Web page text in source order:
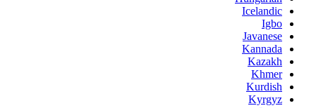
Icelandic
Igbo
Javanese
Kannada
Kazakh
Khmer
Kurdish
Kyrgyz